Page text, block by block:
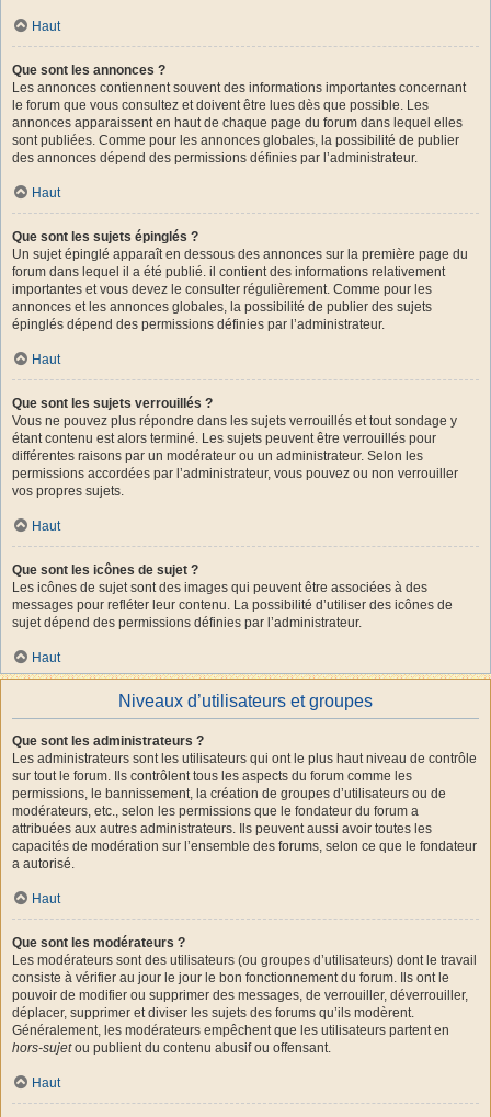
Haut
Que sont les annonces ?
Les annonces contiennent souvent des informations importantes concernant
le forum que vous consultez et doivent être lues dès que possible. Les
annonces apparaissent en haut de chaque page du forum dans lequel elles
sont publiées. Comme pour les annonces globales, la possibilité de publier
des annonces dépend des permissions définies par l’administrateur.
Haut
Que sont les sujets épinglés ?
Un sujet épinglé apparaît en dessous des annonces sur la première page du
forum dans lequel il a été publié. il contient des informations relativement
importantes et vous devez le consulter régulièrement. Comme pour les
annonces et les annonces globales, la possibilité de publier des sujets
épinglés dépend des permissions définies par l’administrateur.
Haut
Que sont les sujets verrouillés ?
Vous ne pouvez plus répondre dans les sujets verrouillés et tout sondage y
étant contenu est alors terminé. Les sujets peuvent être verrouillés pour
différentes raisons par un modérateur ou un administrateur. Selon les
permissions accordées par l’administrateur, vous pouvez ou non verrouiller
vos propres sujets.
Haut
Que sont les icônes de sujet ?
Les icônes de sujet sont des images qui peuvent être associées à des
messages pour refléter leur contenu. La possibilité d’utiliser des icônes de
sujet dépend des permissions définies par l’administrateur.
Haut
Niveaux d’utilisateurs et groupes
Que sont les administrateurs ?
Les administrateurs sont les utilisateurs qui ont le plus haut niveau de contrôle
sur tout le forum. Ils contrôlent tous les aspects du forum comme les
permissions, le bannissement, la création de groupes d’utilisateurs ou de
modérateurs, etc., selon les permissions que le fondateur du forum a
attribuées aux autres administrateurs. Ils peuvent aussi avoir toutes les
capacités de modération sur l’ensemble des forums, selon ce que le fondateur
a autorisé.
Haut
Que sont les modérateurs ?
Les modérateurs sont des utilisateurs (ou groupes d’utilisateurs) dont le travail
consiste à vérifier au jour le jour le bon fonctionnement du forum. Ils ont le
pouvoir de modifier ou supprimer des messages, de verrouiller, déverrouiller,
déplacer, supprimer et diviser les sujets des forums qu’ils modèrent.
Généralement, les modérateurs empêchent que les utilisateurs partent en
hors-sujetou publient du contenu abusif ou offensant.
Haut